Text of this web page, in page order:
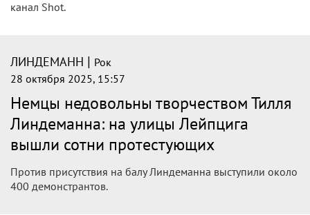
канал Shot.
ЛИНДЕМАНН | Рок
28 октября 2025, 15:57
Немцы недовольны творчеством Тилля
Линдеманна: на улицы Лейпцига
вышли сотни протестующих
Против присутствия на балу Линдеманна выступили около
400 демонстрантов.